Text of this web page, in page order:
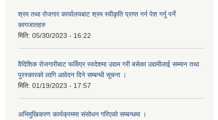
श्रम तथा रोजगार कार्यालयबाट श्रम स्वीकृति प्राप्त गर्न पेश गर्नु पर्ने
कागजातहरु
मिति: 05/30/2023 - 16:22
वैदिशिक रोजगारीबाट फर्किएर स्वदेशमा उद्यम गरी बसेका उद्यमीलाई सम्मान तथा
पुरस्कारको लागि आवेदन दिने सम्बन्धी सूचना ।
मिति: 01/19/2023 - 17:57
अभिमुखिकरण कार्यक्रममा संसोधन गरिएको सम्बन्धमा ।